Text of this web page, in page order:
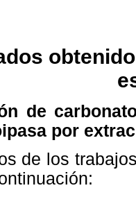
de
por
de los